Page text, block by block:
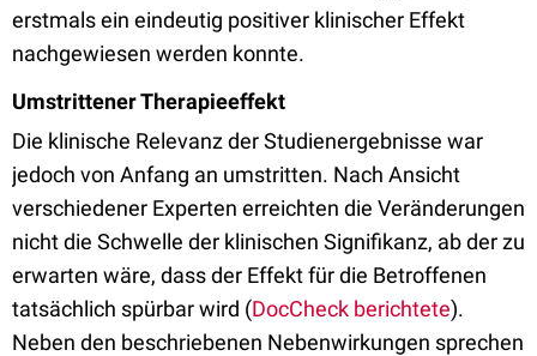
erstmals ein eindeutig positiver klinischer Effekt
nachgewiesen werden konnte.
Umstrittener Therapieeffekt
Die klinische Relevanz der Studienergebnisse war
jedoch von Anfang an umstritten. Nach Ansicht
verschiedener Experten erreichten die Veränderungen
nicht die Schwelle der klinischen Signifikanz, ab der zu
erwarten wäre, dass der Effekt für die Betroffenen
tatsächlich spürbar wird (DocCheck berichtete).
Neben den beschriebenen Nebenwirkungen sprechen